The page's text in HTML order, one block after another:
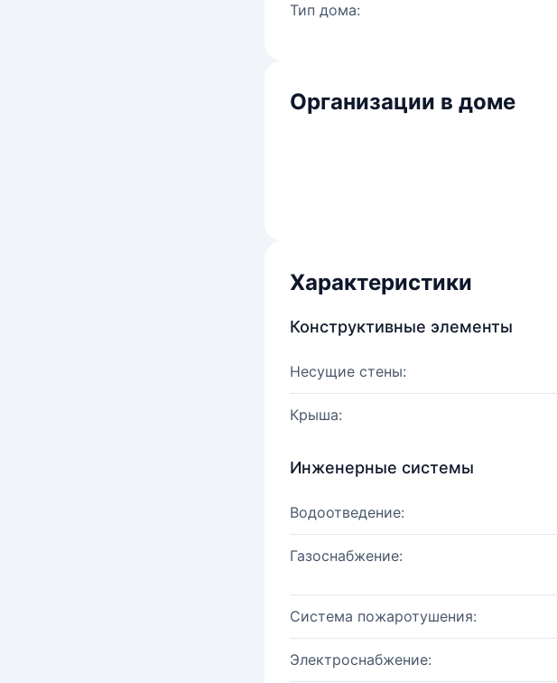
Тип дома:
Организации в доме
Характеристики
Конструктивные элементы
Несущие стены:
Крыша:
Инженерные системы
Водоотведение:
Газоснабжение:
Система пожаротушения:
Электроснабжение: